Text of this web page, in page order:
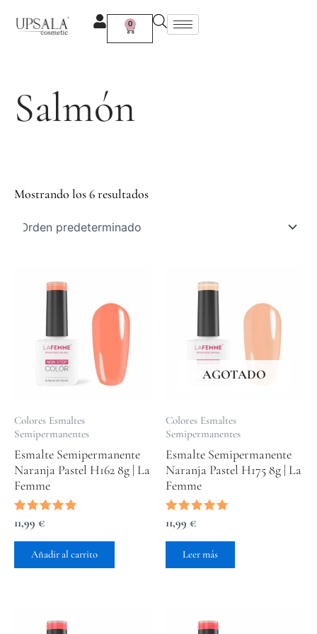
contenido
0
Carrito
Salmón
Mostrando los 6 resultados
Colores Esmaltes
Semipermanentes
Esmalte Semipermanente
Naranja Pastel H162 8g | La
Femme
Valorado
con
5.00
de 5
11,99 €
Añadir al carrito
AGOTADO
Colores Esmaltes
Semipermanentes
Esmalte Semipermanente
Naranja Pastel H175 8g | La
Femme
Valorado
con
5.00
de 5
11,99 €
Leer más